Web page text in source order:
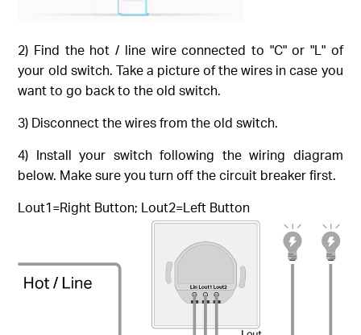
2) Find the hot / line wire connected to "C" or "L" of
your old switch. Take a picture of the wires in case you
want to go back to the old switch.
3) Disconnect the wires from the old switch.
4) Install your switch following the wiring diagram
below. Make sure you turn off the circuit breaker first.
Lout1=Right Button; Lout2=Left Button